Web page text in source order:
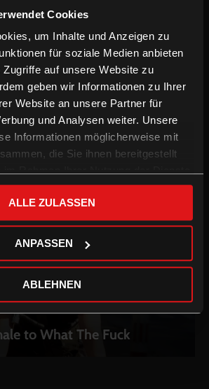
Cookies
um Inhalte und Anzeigen zu
für soziale Medien anbieten
auf unsere Website zu
geben wir Informationen zu Ihrer
Website an unsere Partner für
und Analysen weiter. Unsere
Informationen möglicherweise mit
die Sie ihnen bereitgestellt
ALLE ZULASSEN
ANPASSEN
ABLEHNEN
to What The Fuck